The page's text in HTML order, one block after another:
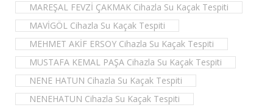
MAREŞAL FEVZİ ÇAKMAK Cihazla Su Kaçak Tespiti
MAVİGÖL Cihazla Su Kaçak Tespiti
MEHMET AKİF ERSOY Cihazla Su Kaçak Tespiti
MUSTAFA KEMAL PAŞA Cihazla Su Kaçak Tespiti
NENE HATUN Cihazla Su Kaçak Tespiti
NENEHATUN Cihazla Su Kaçak Tespiti